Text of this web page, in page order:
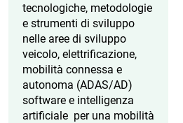
tecnologiche, metodologie
e strumenti di sviluppo
nelle aree di sviluppo
veicolo, elettrificazione,
mobilità connessa e
autonoma (ADAS/AD)
software e intelligenza
artificiale per una mobilità